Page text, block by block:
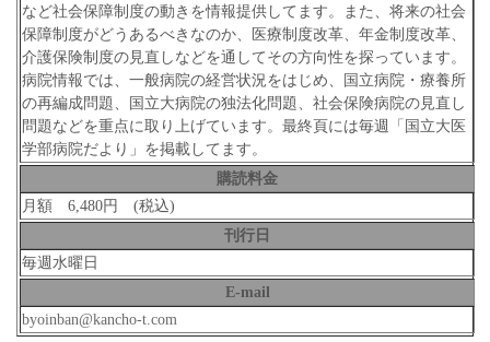
など社会保障制度の動きを情報提供してます。また、将来の社会
保障制度がどうあるべきなのか、医療制度改革、年金制度改革、
介護保険制度の見直しなどを通してその方向性を探っています。
病院情報では、一般病院の経営状況をはじめ、国立病院・療養所
の再編成問題、国立大病院の独法化問題、社会保険病院の見直し
問題などを重点に取り上げています。最終頁には毎週「国立大医
学部病院だより」を掲載してます。
購読料金
月額 6,480円 (税込)
刊行日
毎週水曜日
E-mail
byoinban@kancho-t.com